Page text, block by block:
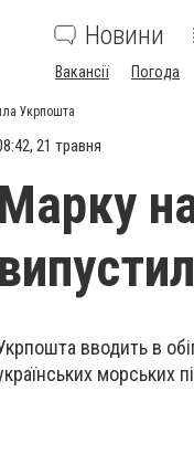
Новини
Вакансії Погода
Укрпошта
21 травня
Марку
вводить в
морських